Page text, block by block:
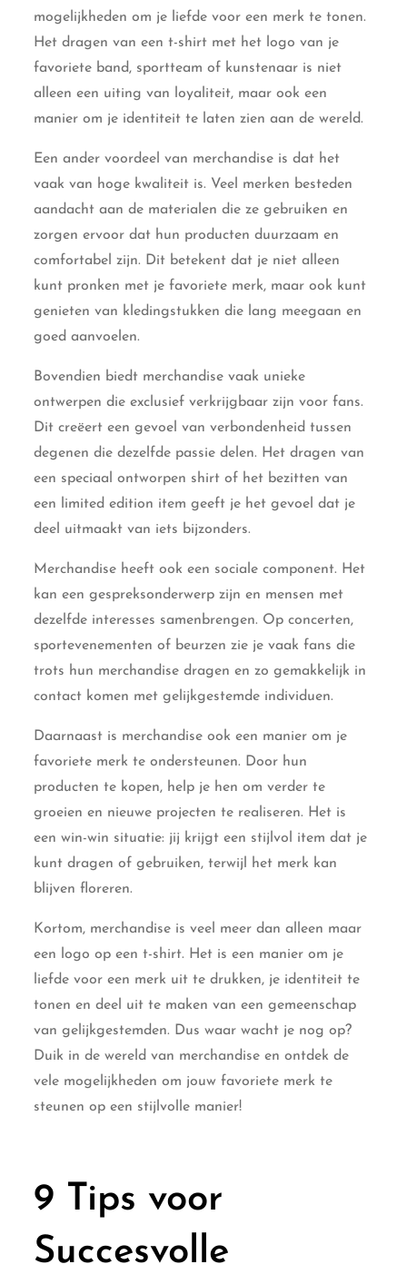
mogelijkheden om je liefde voor een merk te tonen.
Het dragen van een t-shirt met het logo van je
favoriete band, sportteam of kunstenaar is niet
alleen een uiting van loyaliteit, maar ook een
manier om je identiteit te laten zien aan de wereld.
Een ander voordeel van merchandise is dat het
vaak van hoge kwaliteit is. Veel merken besteden
aandacht aan de materialen die ze gebruiken en
zorgen ervoor dat hun producten duurzaam en
comfortabel zijn. Dit betekent dat je niet alleen
kunt pronken met je favoriete merk, maar ook kunt
genieten van kledingstukken die lang meegaan en
goed aanvoelen.
Bovendien biedt merchandise vaak unieke
ontwerpen die exclusief verkrijgbaar zijn voor fans.
Dit creëert een gevoel van verbondenheid tussen
degenen die dezelfde passie delen. Het dragen van
een speciaal ontworpen shirt of het bezitten van
een limited edition item geeft je het gevoel dat je
deel uitmaakt van iets bijzonders.
Merchandise heeft ook een sociale component. Het
kan een gespreksonderwerp zijn en mensen met
dezelfde interesses samenbrengen. Op concerten,
sportevenementen of beurzen zie je vaak fans die
trots hun merchandise dragen en zo gemakkelijk in
contact komen met gelijkgestemde individuen.
Daarnaast is merchandise ook een manier om je
favoriete merk te ondersteunen. Door hun
producten te kopen, help je hen om verder te
groeien en nieuwe projecten te realiseren. Het is
een win-win situatie: jij krijgt een stijlvol item dat je
kunt dragen of gebruiken, terwijl het merk kan
blijven floreren.
Kortom, merchandise is veel meer dan alleen maar
een logo op een t-shirt. Het is een manier om je
liefde voor een merk uit te drukken, je identiteit te
tonen en deel uit te maken van een gemeenschap
van gelijkgestemden. Dus waar wacht je nog op?
Duik in de wereld van merchandise en ontdek de
vele mogelijkheden om jouw favoriete merk te
steunen op een stijlvolle manier!
9 Tips voor
Succesvolle